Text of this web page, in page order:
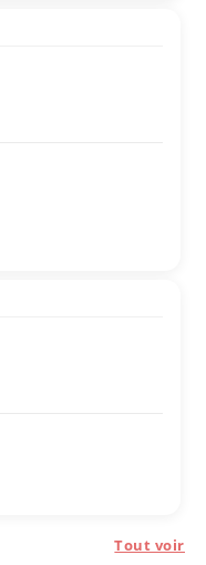
Tout voir